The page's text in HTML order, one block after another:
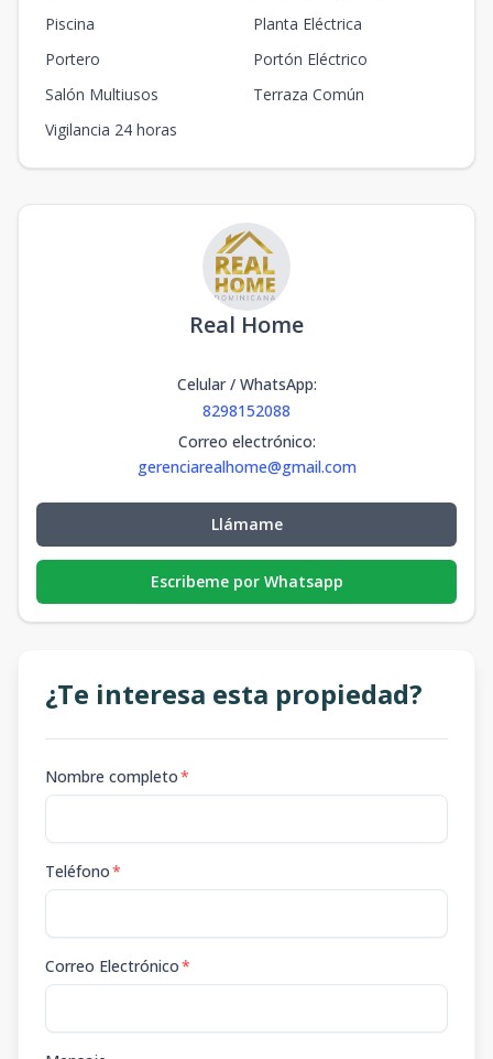
Piscina
Planta Eléctrica
Portero
Portón Eléctrico
Salón Multiusos
Terraza Común
Vigilancia 24 horas
Real Home
Celular / WhatsApp:
8298152088
Correo electrónico:
gerenciarealhome@gmail.com
Llámame
Escribeme por Whatsapp
¿Te interesa esta propiedad?
Nombre completo*
Teléfono*
Correo Electrónico*